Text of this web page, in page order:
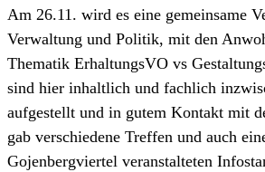
Am 26.11. wird es eine gemeinsame
Verwaltung und Politik, mit den
Thematik ErhaltungsVO vs
sind hier inhaltlich und fachlich
aufgestellt und in gutem Kontakt mit
gab verschiedene Treffen und auch
Gojenbergviertel veranstalteten